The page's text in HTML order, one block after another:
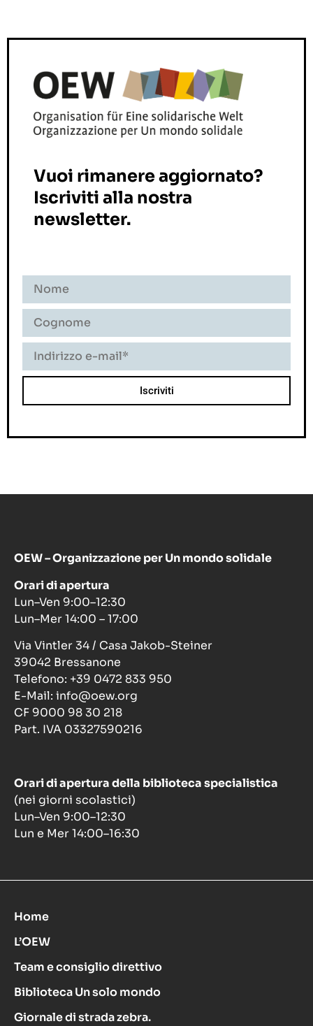
Vuoi rimanere aggiornato?
Iscriviti alla nostra
newsletter.
OEW – Organizzazione per Un mondo solidale
Orari di apertura
Lun–Ven 9:00–12:30
Lun–Mer 14:00 – 17:00
Via Vintler 34 / Casa Jakob-Steiner
39042 Bressanone
Telefono: +39 0472 833 950
E-Mail: info@oew.org
CF 9000 98 30 218
Part. IVA 03327590216
Orari di apertura della biblioteca specialistica
(nei giorni scolastici)
Lun–Ven 9:00–12:30
Lun e Mer 14:00–16:30
Home
L’OEW
Team e consiglio direttivo
Biblioteca Un solo mondo
Giornale di strada zebra.